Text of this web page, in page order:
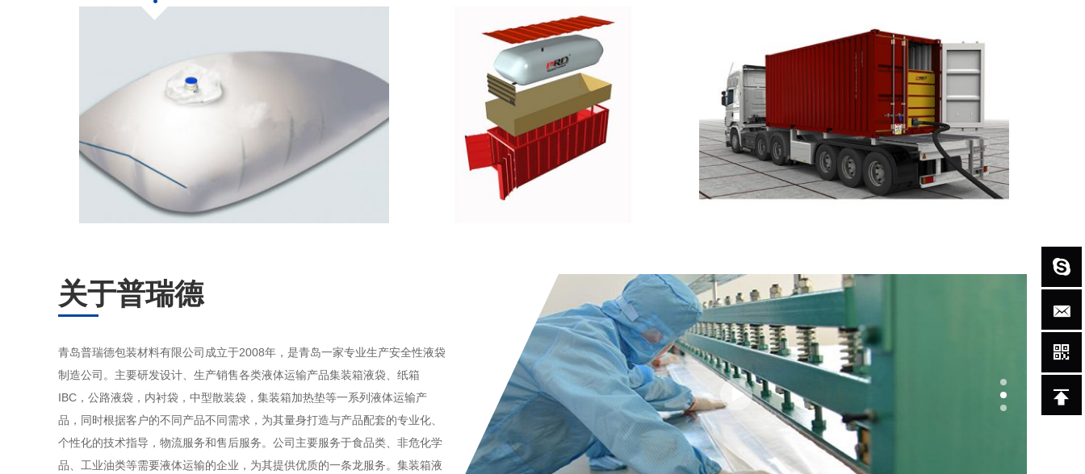
关于普瑞德
青岛普瑞德包装材料有限公司成立于2008年，是青岛一家专业生产安全性液袋
制造公司。主要研发设计、生产销售各类液体运输产品集装箱液袋、纸箱
IBC，公路液袋，内衬袋，中型散装袋，集装箱加热垫等一系列液体运输产
品，同时根据客户的不同产品不同需求，为其量身打造与产品配套的专业化、
个性化的技术指导，物流服务和售后服务。公司主要服务于食品类、非危化学
品、工业油类等需要液体运输的企业，为其提供优质的一条龙服务。集装箱液